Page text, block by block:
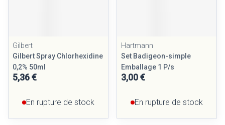
Gilbert
Gilbert Spray Chlorhexidine
0,2% 50ml
5,36 €
En rupture de stock
Hartmann
Set Badigeon-simple
Emballage 1 P/s
3,00 €
En rupture de stock